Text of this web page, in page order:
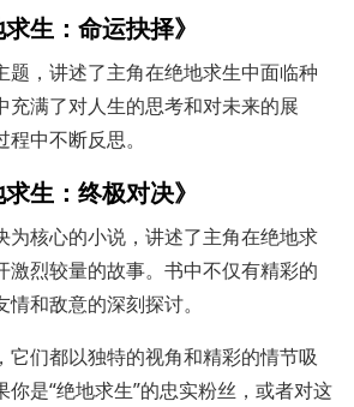
生：命运抉择》
题，讲述了主角在绝地求生中面临种
充满了对人生的思考和对未来的展
中不断反思。
生：终极对决》
为核心的小说，讲述了主角在绝地求
激烈较量的故事。书中不仅有精彩的
和敌意的深刻探讨。
它们都以独特的视角和精彩的情节吸
你是“绝地求生”的忠实粉丝，或者对这